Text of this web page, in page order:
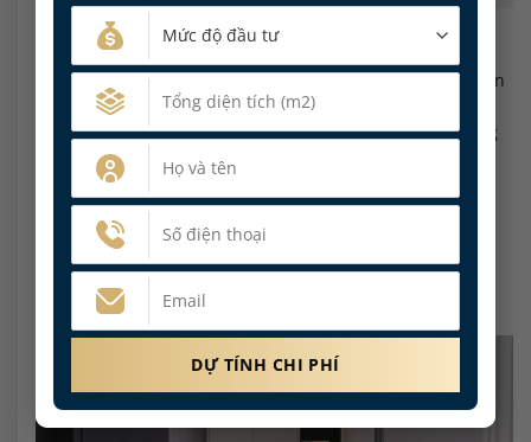
Hành lang được giữ tối giản để không gian thoáng hơn.
Các mảng tường trắng, cửa phòng, hệ tủ cao và đường đèn
trần chạy dọc giúp lối đi không bị tối. Đây là chi tiết quan
trọng trong thi công nội thất nhà phố vì hành lang thường
hẹp, nếu xử lý quá nhiều vật liệu sẽ làm không gian nặng
THI CÔNG NỘI THẤT NHÀ PHỐ QUẬN 7 HÀNH
LANG HIỆN ĐẠI